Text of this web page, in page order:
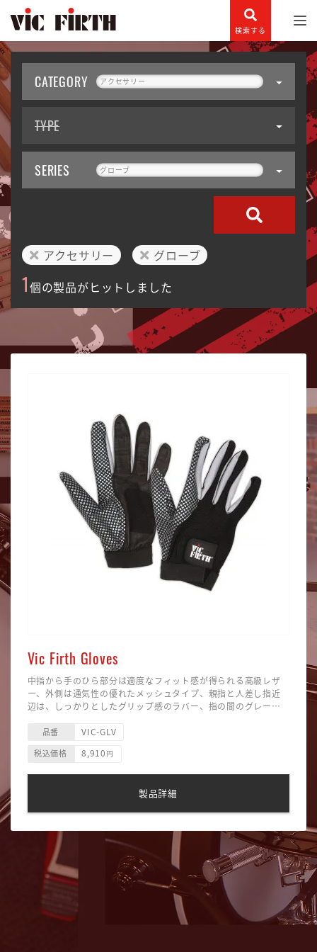
検索する
CATEGORY アクセサリー
TYPE
SERIES グローブ
アクセサリー グローブ
1個の製品がヒットしました
Vic Firth Gloves
中指から手のひら部分は適度なフィット感が得られる高級レザ
ー、外側は通気性の優れたメッシュタイプ、親指と人差し指近
辺は、しっかりとしたグリップ感のラバー、指の間のグレー部
ーズ・グローヴ。
品番 VIC-GLV
税込価格 8,910 円
製品詳細